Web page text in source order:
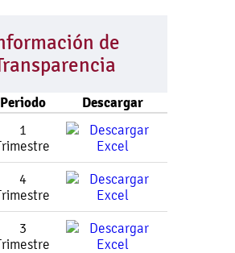
de
Periodo Descargar
1
4
3